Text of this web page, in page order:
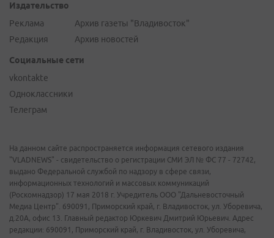
Издательство
Реклама
Редакция
Архив газеты "Владивосток"
Архив новостей
Социальные сети
vkontakte
Одноклассники
Телеграм
На данном сайте распространяется информация сетевого издания
"VLADNEWS" - свидетельство о регистрации СМИ ЭЛ № ФС 77 - 72742,
выдано Федеральной службой по надзору в сфере связи,
информационных технологий и массовых коммуникаций
(Роскомнадзор) 17 мая 2018 г. Учредитель ООО "Дальневосточный
Медиа Центр". 690091, Приморский край, г. Владивосток, ул. Уборевича,
д.20А, офис 13. Главный редактор Юркевич Дмитрий Юрьевич. Адрес
редакции: 690091, Приморский край, г. Владивосток, ул. Уборевича,